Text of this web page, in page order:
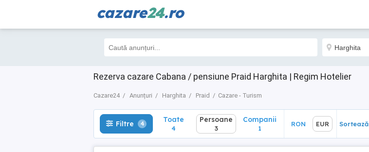
cazare24.ro
Rezerva cazare Cabana / pensiune Praid Harghita | Regim Hotelier
Cazare24 Anunțuri Harghita Praid Cazare - Turism
Filtre 4 Toate
4
Filtre 4 Toate
4
Persoane
3
Companii
1
RON EUR Sortează